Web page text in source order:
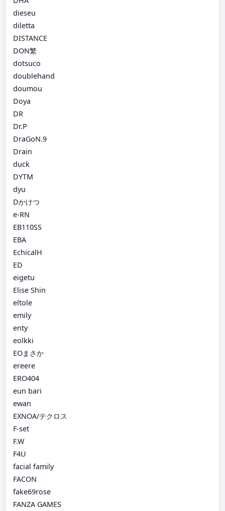
dieseu
diletta
DISTANCE
DON繁
dotsuco
doublehand
doumou
Doya
DR
Dr.P
DraGoN.9
Drain
duck
DYTM
dyu
Dかけつ
e-RN
EB110SS
EBA
EchicalH
ED
eigetu
Elise Shin
eltole
emily
enty
eolkki
EOまさか
ereere
ERO404
eun bari
ewan
EXNOA/テクロス
F-set
F.W
F4U
facial family
FACON
fake69rose
FANZA GAMES